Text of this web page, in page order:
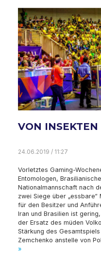
VON
24.06.2019 / 11:27
Vorletztes Gaming-
Entomologen,
Nationalmannschaft nach
zwei Siege über „essbare“
für den Besitzer und
Iran und Brasilien ist
der Ersatz des müden
Stärkung des
Zemchenko anstelle von
»